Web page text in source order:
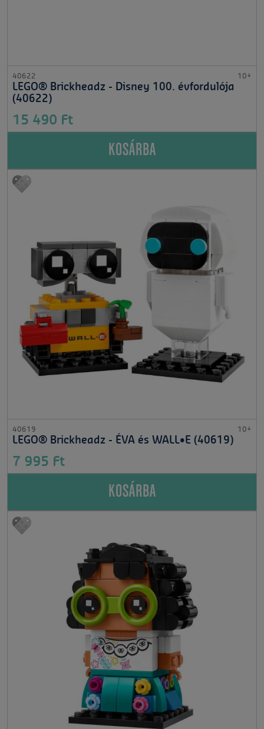
40622 10+
LEGO® Brickheadz - Disney 100. évfordulója
(40622)
15 490 Ft
KOSÁRBA
40619 10+
LEGO® Brickheadz - ÉVA és WALL•E (40619)
7 995 Ft
KOSÁRBA